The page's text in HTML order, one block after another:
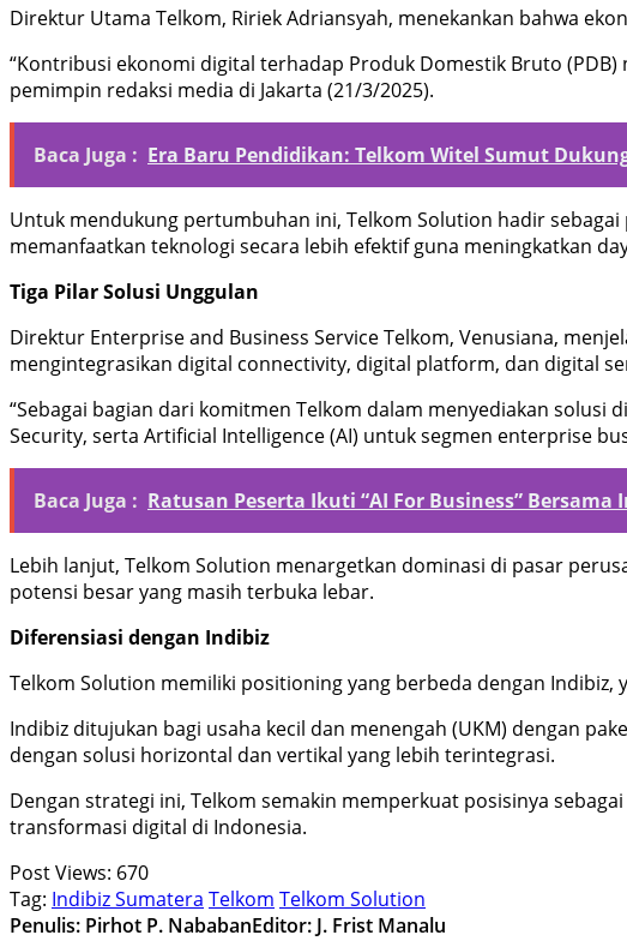
Direktur Utama Telkom, Ririek Adriansyah, menekankan bahwa
“Kontribusi ekonomi digital terhadap Produk Domestik Bruto
pemimpin redaksi media di Jakarta (21/3/2025).
Baca Juga : Era Baru Pendidikan: Telkom Witel Sumut
Untuk mendukung pertumbuhan ini, Telkom Solution hadir
memanfaatkan teknologi secara lebih efektif guna meningkatkan
Tiga Pilar Solusi Unggulan
Direktur Enterprise and Business Service Telkom, Venusiana,
mengintegrasikan digital connectivity, digital platform, dan digital
“Sebagai bagian dari komitmen Telkom dalam menyediakan
Security, serta Artificial Intelligence (AI) untuk segmen enterprise
Baca Juga : Ratusan Peserta Ikuti “AI For Business”
Lebih lanjut, Telkom Solution menargetkan dominasi di pasar
potensi besar yang masih terbuka lebar.
Diferensiasi dengan Indibiz
Telkom Solution memiliki positioning yang berbeda dengan
Indibiz ditujukan bagi usaha kecil dan menengah (UKM) dengan
dengan solusi horizontal dan vertikal yang lebih terintegrasi.
Dengan strategi ini, Telkom semakin memperkuat posisinya
transformasi digital di Indonesia.
Post Views: 670
Tag: Indibiz Sumatera Telkom Telkom Solution
Penulis: Pirhot P. NababanEditor: J. Frist Manalu